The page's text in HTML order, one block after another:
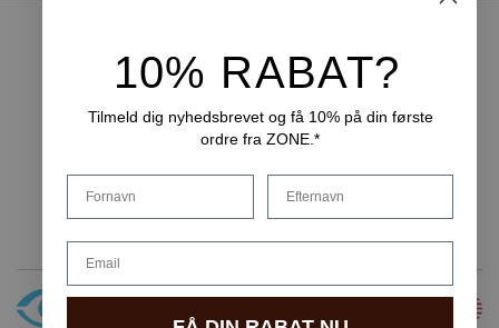
NEM BETALING
LEVERINGSMULIGHEDER
10% RABAT?
Tilmeld dig nyhedsbrevet og få 10% på din første
ordre fra ZONE.*
Fornavn Efternavn
Email